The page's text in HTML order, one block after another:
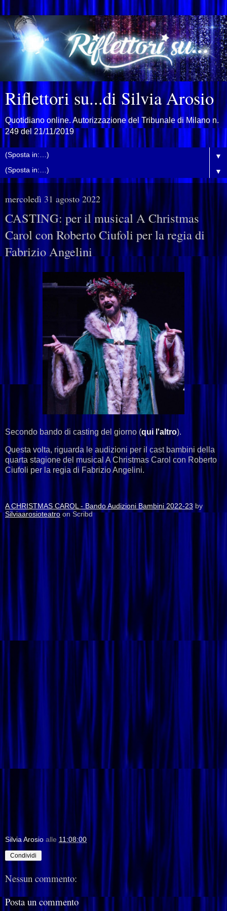
Riflettori su...di Silvia Arosio
Quotidiano online. Autorizzazione del Tribunale di Milano n.
249 del 21/11/2019
▼
▼
mercoledì 31 agosto 2022
CASTING: per il musical A Christmas
Carol con Roberto Ciufoli per la regia di
Fabrizio Angelini
Secondo bando di casting del giorno (qui l'altro).
Questa volta, riguarda le audizioni per il cast bambini della
quarta stagione del musical A Christmas Carol con Roberto
Ciufoli per la regia di Fabrizio Angelini.
A CHRISTMAS CAROL - Bando Audizioni Bambini 2022-23 by
Silviaarosioteatroon Scribd
Silvia Arosio alle 11:08:00
Condividi
Nessun commento:
Posta un commento